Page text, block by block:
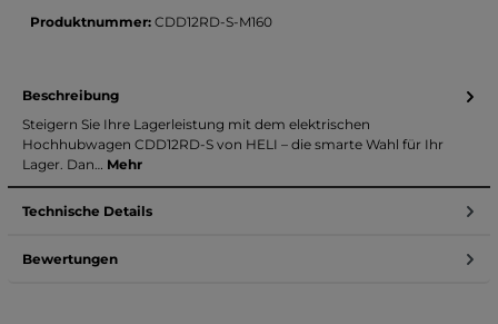
Produktnummer: CDD12RD-S-M160
Beschreibung
Steigern Sie Ihre Lagerleistung mit dem elektrischen
Hochhubwagen CDD12RD-S von HELI – die smarte Wahl für Ihr
Lager. Dan… Mehr
Technische Details
Bewertungen